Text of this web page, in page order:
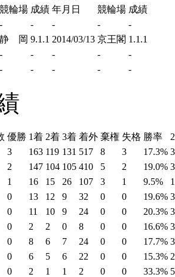
競輪場 成績 年月日 競輪場 成績
- - - -
-
静 岡 9.1.1 2014/03/13 京王閣 1.1.1
- - - -
-
- - - - -
優勝 1着 2着 3着 着外 棄権 失格 勝率
3 163 119 131 517 8 3 17.3%
2 147 104 105 410 5 2 19.0%
1 16 15 26 107 3 1 9.5%
0 13 12 9 32 0 0 19.6%
0 11 10 9 24 0 0 20.3%
0 2 2 0 8 0 0 16.6%
0 8 6 7 24 0 0 17.7%
0 6 5 6 22 0 0 15.3%
0 2 1 1 2 0 0 33.3%